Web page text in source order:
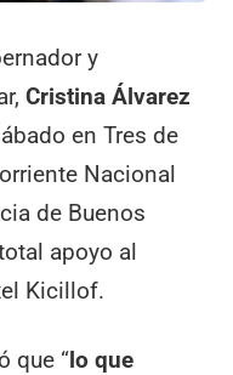
y
Cristina Álvarez
en Tres de
Nacional
de Buenos
apoyo al
Kicillof.
que “lo que